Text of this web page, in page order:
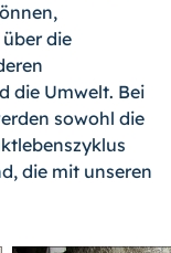
die
die Umwelt. Bei
sowohl die
die mit unseren